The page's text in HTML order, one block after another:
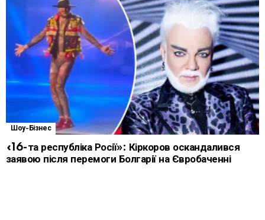
Шоу-Бізнес
«16-та республіка Росії»: Кіркоров оскандалився
заявою після перемоги Болгарії на Євробаченні